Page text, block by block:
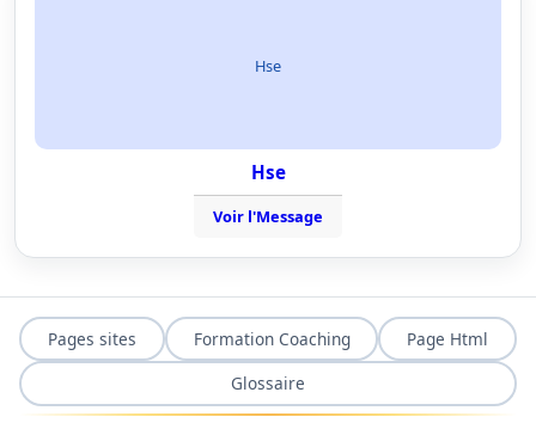
Hse
Hse
Voir l'Message
Pages sites Formation Coaching
Page Html
Glossaire